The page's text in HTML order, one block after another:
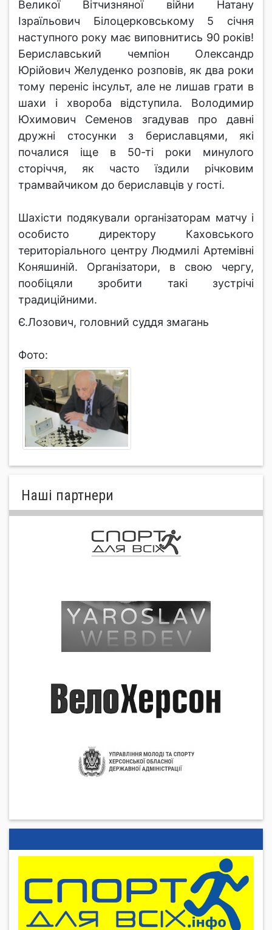
Великої Вітчизняної війни Натану
Ізраїльович Білоцерковському 5 січня
наступного року має виповнитись 90 років!
Бериславський чемпіон Олександр
Юрійович Желуденко розповів, як два роки
тому переніс інсульт, але не лишав грати в
шахи і хвороба відступила. Володимир
Юхимович Семенов згадував про давні
дружні стосунки з бериславцями, які
почалися іще в 50-ті роки минулого
сторіччя, як часто їздили річковим
трамвайчиком до бериславців у гості.
Шахісти подякували організаторам матчу і
особисто директору Каховського
територіального центру Людмилі Артемівні
Коняшиній. Організатори, в свою чергу,
пообіцяли зробити такі зустрічі
традиційними.
Є.Лозович, головний суддя змагань
Фото:
Нашi партнери